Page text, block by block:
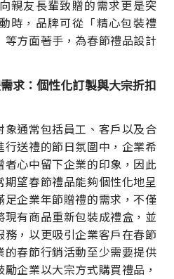
親友長輩致贈的需求更是突
時，品牌可從「精心包裝禮
等方面著手，為春節禮品設計
求：個性化訂製與大宗折扣
通常包括員工、客戶以及合
送禮的節日氛圍中，企業希
心中留下企業的印象，因此
望春節禮品能夠個性化地呈
企業年節贈禮的需求，不僅
有商品重新包裝成禮盒，並
，以更吸引企業客戶在春節
春節行銷活動至少需要提供
企業以大宗方式購買禮品，